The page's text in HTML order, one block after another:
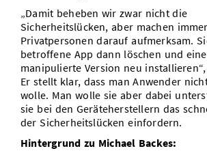
„Damit beheben wir zwar nicht die
Sicherheitslücken, aber machen
Privatpersonen darauf aufmerksam.
betroffene App dann löschen und
manipulierte Version neu installieren“,
Er stellt klar, dass man Anwender
wolle. Man wolle sie aber dabei
sie bei den Geräteherstellern das
der Sicherheitslücken einfordern.
Hintergrund zu Michael Backes: